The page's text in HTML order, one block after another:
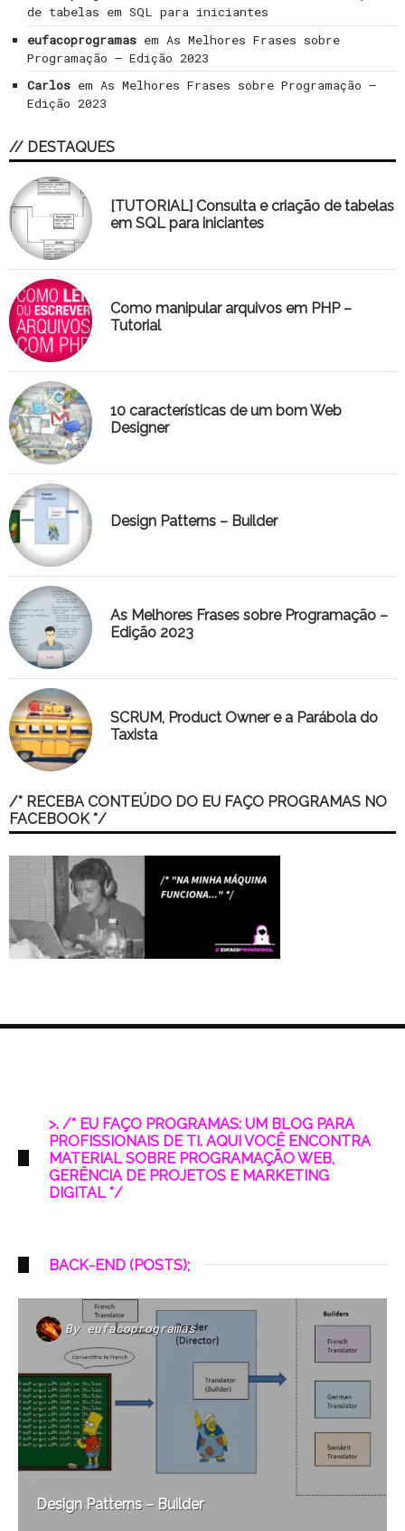
de tabelas em SQL para iniciantes
eufacoprogramas em As Melhores Frases sobre
Programação – Edição 2023
Carlos em As Melhores Frases sobre Programação –
Edição 2023
// DESTAQUES
[TUTORIAL] Consulta e criação de tabelas
em SQL para iniciantes
Como manipular arquivos em PHP –
Tutorial
10 características de um bom Web
Designer
Design Patterns – Builder
As Melhores Frases sobre Programação –
Edição 2023
SCRUM, Product Owner e a Parábola do
Taxista
/* RECEBA CONTEÚDO DO EU FAÇO PROGRAMAS NO
FACEBOOK */
>. /* EU FAÇO PROGRAMAS: UM BLOG PARA
PROFISSIONAIS DE TI. AQUI VOCÊ ENCONTRA
MATERIAL SOBRE PROGRAMAÇÃO WEB,
GERÊNCIA DE PROJETOS E MARKETING
DIGITAL */
BACK-END (POSTS);
By eufacoprogramas
Design Patterns – Builder